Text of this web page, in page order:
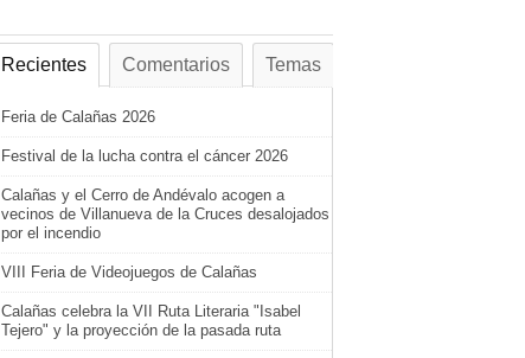
Recientes Comentarios Temas
Feria de Calañas 2026
Festival de la lucha contra el cáncer 2026
Calañas y el Cerro de Andévalo acogen a
vecinos de Villanueva de la Cruces desalojados
por el incendio
VIII Feria de Videojuegos de Calañas
Calañas celebra la VII Ruta Literaria "Isabel
Tejero" y la proyección de la pasada ruta